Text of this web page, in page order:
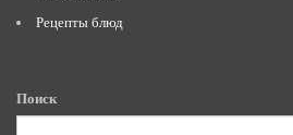
Рецепты блюд
Поиск